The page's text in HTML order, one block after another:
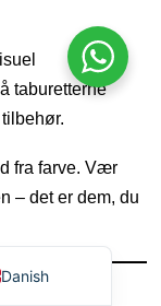
taburetterne
fra farve. Vær
– det er dem, du
Danish
French
Spanish
German
Japanese
Italian